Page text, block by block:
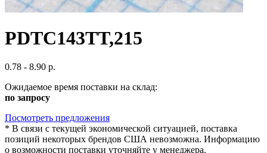
PDTC143TT,215
0.78 - 8.90 р.
Ожидаемое время поставки на склад:
по запросу
Посмотреть предложения
* В связи с текущей экономической ситуацией, поставка
позиций некоторых брендов США невозможна. Информацию
о возможности поставки уточняйте у менеджера.